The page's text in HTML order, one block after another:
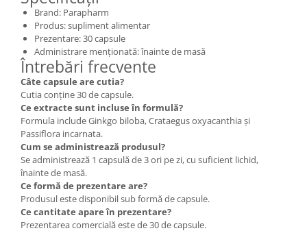
Brand: Parapharm
Produs: supliment alimentar
Prezentare: 30 capsule
Administrare menționată: înainte de masă
Întrebări frecvente
Câte capsule are cutia?
Cutia conține 30 de capsule.
Ce extracte sunt incluse în formulă?
Formula include Ginkgo biloba, Crataegus oxyacanthia și
Passiflora incarnata.
Cum se administrează produsul?
Se administrează 1 capsulă de 3 ori pe zi, cu suficient lichid,
înainte de masă.
Ce formă de prezentare are?
Produsul este disponibil sub formă de capsule.
Ce cantitate apare în prezentare?
Prezentarea comercială este de 30 de capsule.